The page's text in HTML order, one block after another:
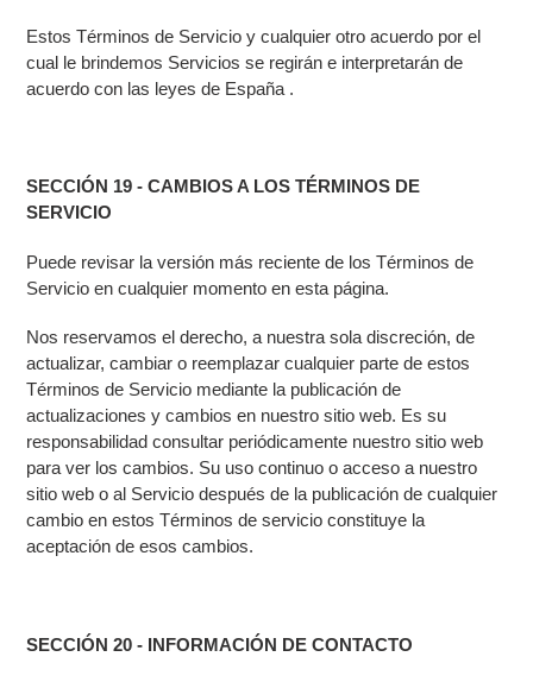
Estos Términos de Servicio y cualquier otro acuerdo por el
cual le brindemos Servicios se regirán e interpretarán de
acuerdo con las leyes de España .
SECCIÓN 19 - CAMBIOS A LOS TÉRMINOS DE
SERVICIO
Puede revisar la versión más reciente de los Términos de
Servicio en cualquier momento en esta página.
Nos reservamos el derecho, a nuestra sola discreción, de
actualizar, cambiar o reemplazar cualquier parte de estos
Términos de Servicio mediante la publicación de
actualizaciones y cambios en nuestro sitio web. Es su
responsabilidad consultar periódicamente nuestro sitio web
para ver los cambios. Su uso continuo o acceso a nuestro
sitio web o al Servicio después de la publicación de cualquier
cambio en estos Términos de servicio constituye la
aceptación de esos cambios.
SECCIÓN 20 - INFORMACIÓN DE CONTACTO